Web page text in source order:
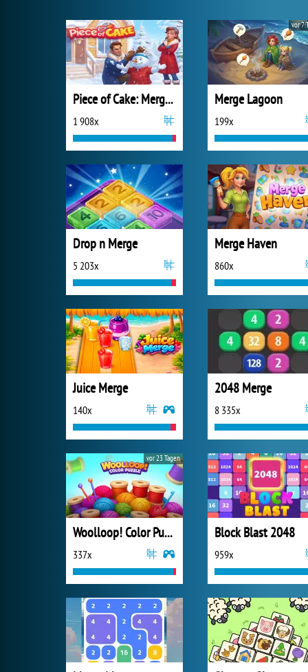
Piece of Cake: Merge and Bake
1 908x
Merge Lagoon
199x
vor 7
Drop n Merge
5 203x
Merge Haven
860x
Juice Merge
140x
2048 Merge
8 335x
Woolloop! Color Puzzle
337x
vor 23 Tagen
Block Blast 2048
959x